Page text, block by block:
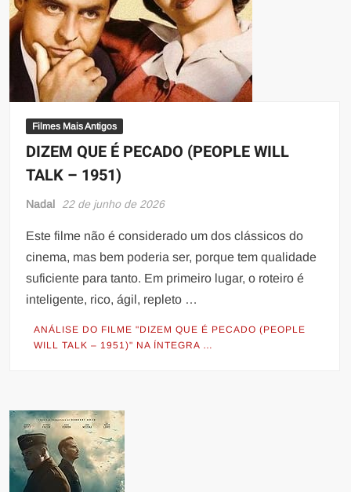
Filmes Mais Antigos
DIZEM QUE É PECADO (PEOPLE WILL
TALK – 1951)
Nadal 22 de junho de 2026
Este filme não é considerado um dos clássicos do
cinema, mas bem poderia ser, porque tem qualidade
suficiente para tanto. Em primeiro lugar, o roteiro é
inteligente, rico, ágil, repleto …
ANÁLISE DO FILME "DIZEM QUE É PECADO (PEOPLE
WILL TALK – 1951)" NA ÍNTEGRA …